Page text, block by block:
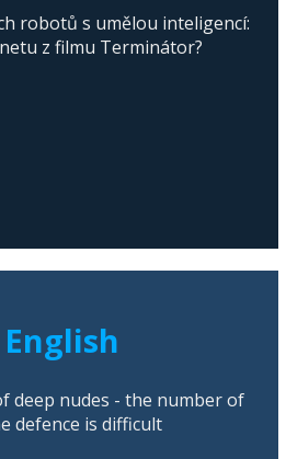
robotů s umělou inteligencí:
z filmu Terminátor?
deep nudes - the number of
defence is difficult